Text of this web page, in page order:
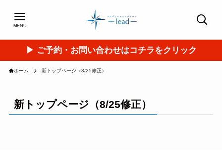
MENU
▶︎ ご予約・お問い合わせはコチラをクリック
ホーム 新トップページ（8/25修正）
新トップページ（8/25修正）